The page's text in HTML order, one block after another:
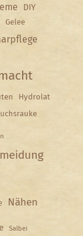
DIY
Gelee
Hydrolat
Nähen
Salbei